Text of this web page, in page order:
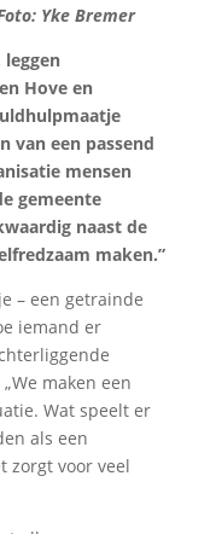
Yke Bremer
Hove en
van een passend
mensen
gemeente
naast de
maken.”
– een getrainde
iemand er
maken een
Wat speelt er
als een
zorgt voor veel